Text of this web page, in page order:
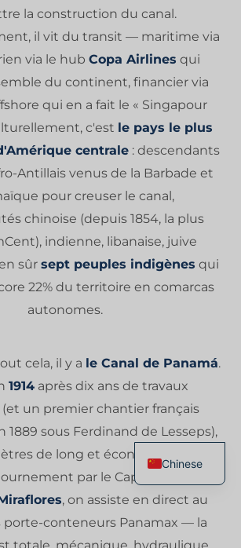
la construction du canal.
il vit du transit — maritime via
via le hub Copa Airlines qui
du continent, financier via
qui en a fait le « Singapour
c'est le pays le plus
centrale : descendants
Antillais venus de la Barbade et
pour creuser le canal,
chinoise (depuis 1854, la plus
indienne, libanaise, juive
sûr sept peuples indigènes qui
22% du territoire en comarcas
autonomes.
cela, il y a le Canal de Panamá.
1914 après dix ans de travaux
un premier chantier français
1889 sous Ferdinand de Lesseps),
de long et économise 12 000
par le Cap Horn. Aux
, on assiste en direct au
porte-conteneurs Panamax — la
Chinese
French
Spanish